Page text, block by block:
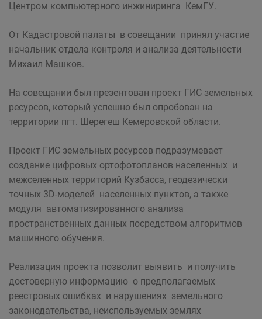
Центром компьютерного инжиниринга КемГУ.
От Кадастровой палаты в совещании принял участие
начальник отдела контроля и анализа деятельности
Михаил Машков.
На совещании был презентован проект ГИС земельных
ресурсов, который успешно был опробован на
территории пгт. Шерегеш Кемеровской области.
Проект ГИС земельных ресурсов подразумевает
создание цифровых ортофотопланов населенных и
межселенных территорий Кузбасса, геодезически
точных 3D-моделей населенных пунктов, а также
модуля автоматизированного анализа
пространственных данных посредством алгоритмов
машинного обучения.
Реализация проекта позволит выявить и получить
достоверную информацию о предполагаемых
реестровых ошибках и нарушениях земельного
законодательства, неиспользуемых землях